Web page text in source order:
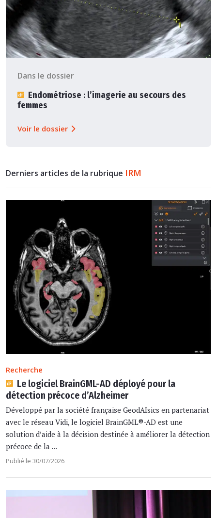
Dans le dossier
Endométriose : l’imagerie au secours des
femmes
Voir le dossier
Derniers articles de la rubrique IRM
Recherche
Le logiciel BrainGML-AD déployé pour la
détection précoce d’Alzheimer
Développé par la société française GeodAIsics en partenariat
avec le réseau Vidi, le logiciel BrainGML®-AD est une
solution d’aide à la décision destinée à améliorer la détection
précoce de la ...
Publié le 30/07/2026